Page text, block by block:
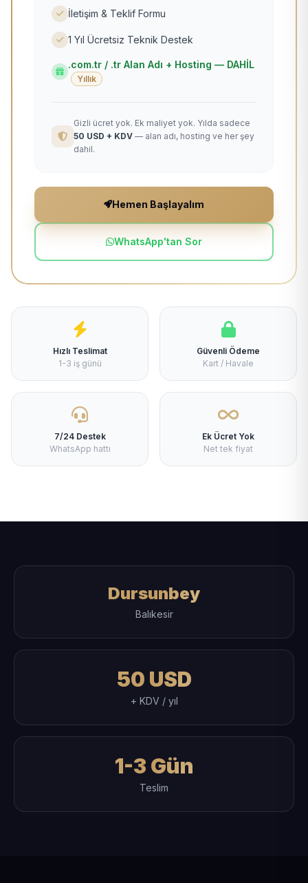
İletişim & Teklif Formu
1 Yıl Ücretsiz Teknik Destek
.com.tr / .tr Alan Adı + Hosting — DAHİL
Yıllık
Gizli ücret yok. Ek maliyet yok. Yılda sadece
50 USD + KDV — alan adı, hosting ve her şey
dahil.
Hemen Başlayalım
WhatsApp'tan Sor
Hızlı Teslimat
1-3 iş günü
Güvenli Ödeme
Kart / Havale
7/24 Destek
WhatsApp hattı
Ek Ücret Yok
Net tek fiyat
Dursunbey
Balıkesir
50 USD
+ KDV / yıl
1-3 Gün
Teslim